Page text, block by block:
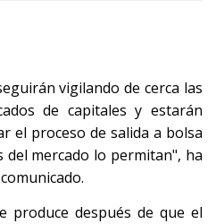
vigilando de cerca las
de capitales y estarán
el proceso de salida a bolsa
del mercado lo permitan", ha
produce después de que el